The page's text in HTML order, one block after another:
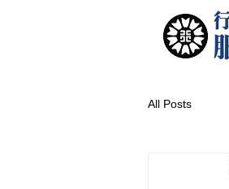
All Posts